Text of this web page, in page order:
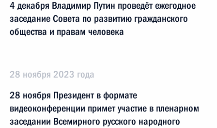
4 декабря Владимир Путин проведёт ежегодное
заседание Совета по развитию гражданского
общества и правам человека
28 ноября 2023 года
28 ноября Президент в формате
видеоконференции примет участие в пленарном
заседании Всемирного русского народного